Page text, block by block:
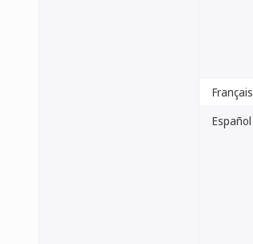
Français
Español